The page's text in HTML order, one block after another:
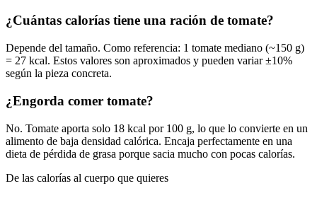
¿Cuántas calorías tiene una ración de tomate?
Depende del tamaño. Como referencia: 1 tomate mediano (~150 g)
= 27 kcal. Estos valores son aproximados y pueden variar ±10%
según la pieza concreta.
¿Engorda comer tomate?
No. Tomate aporta solo 18 kcal por 100 g, lo que lo convierte en un
alimento de baja densidad calórica. Encaja perfectamente en una
dieta de pérdida de grasa porque sacia mucho con pocas calorías.
De las calorías al cuerpo que quieres